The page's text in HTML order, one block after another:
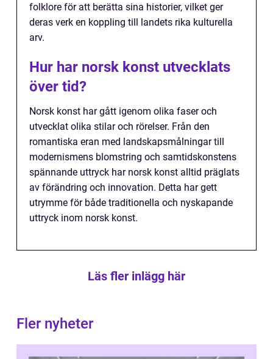
folklore för att berätta sina historier, vilket ger
deras verk en koppling till landets rika kulturella
arv.
Hur har norsk konst utvecklats
över tid?
Norsk konst har gått igenom olika faser och
utvecklat olika stilar och rörelser. Från den
romantiska eran med landskapsmålningar till
modernismens blomstring och samtidskonstens
spännande uttryck har norsk konst alltid präglats
av förändring och innovation. Detta har gett
utrymme för både traditionella och nyskapande
uttryck inom norsk konst.
Läs fler inlägg här
Fler nyheter